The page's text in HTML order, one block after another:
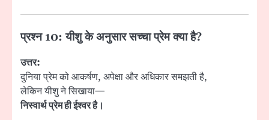
प्रश्न 10: यीशु के अनुसार सच्चा प्रेम क्या है?
उत्तर:
दुनिया प्रेम को आकर्षण, अपेक्षा और अधिकार समझती है,
लेकिन यीशु ने सिखाया—
निस्वार्थ प्रेम ही ईश्वर है।